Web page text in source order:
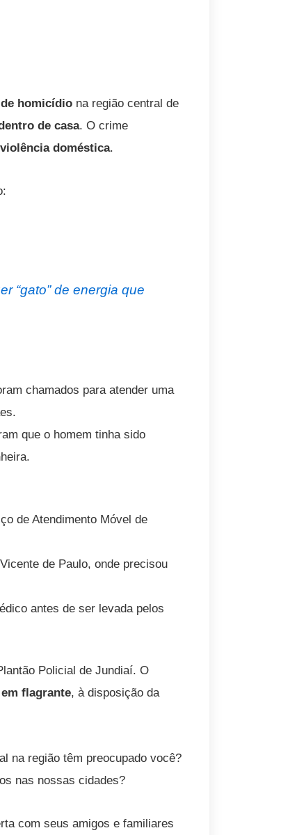
homicídio na região central de
de casa. O crime
violência doméstica.
“gato” de energia que
chamados para atender uma
que o homem tinha sido
de Atendimento Móvel de
de Paulo, onde precisou
antes de ser levada pelos
Policial de Jundiaí. O
flagrante, à disposição da
na região têm preocupado você?
nas nossas cidades?
com seus amigos e familiares